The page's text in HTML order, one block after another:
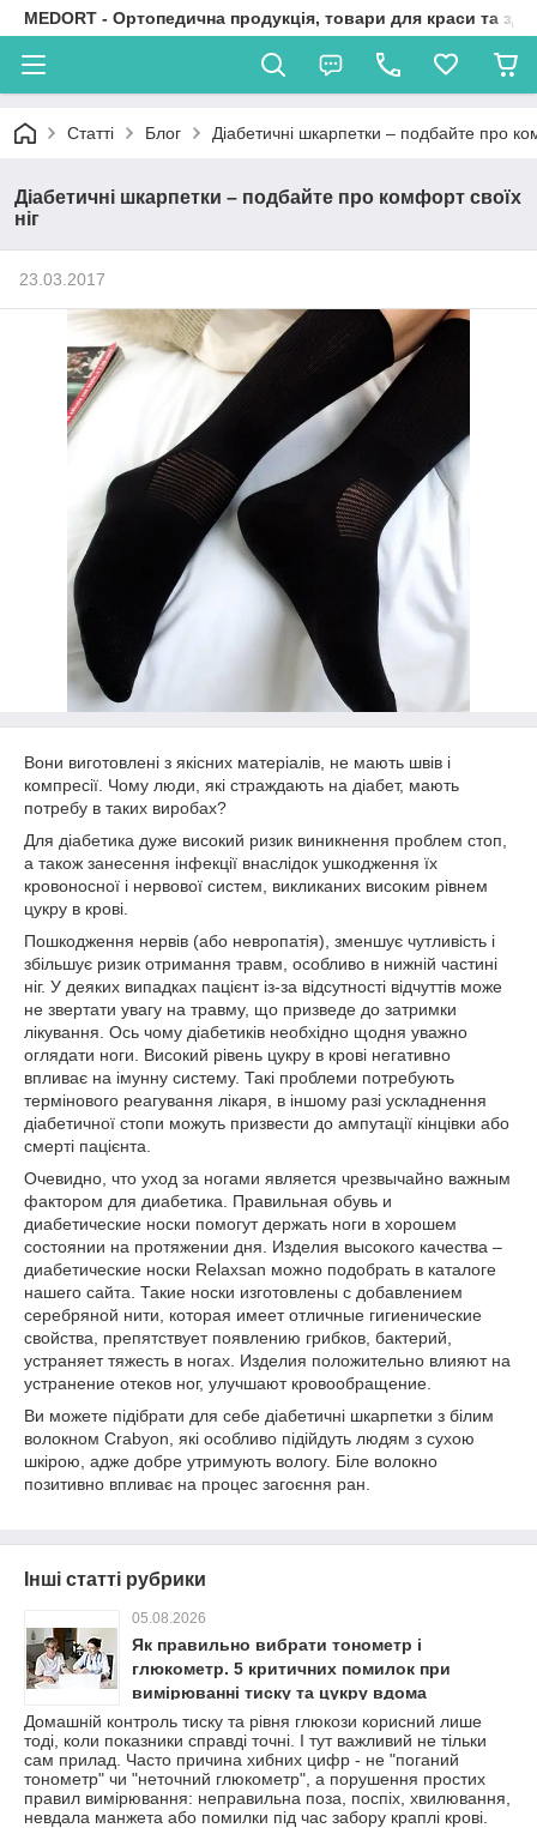
MEDORT - Ортопедична продукція, товари для краси та
Статті Блог Діабетичні шкарпетки – подбайте про
Діабетичні шкарпетки – подбайте про комфорт своїх
ніг
23.03.2017
Вони виготовлені з якісних матеріалів, не мають швів і
компресії. Чому люди, які страждають на діабет, мають
потребу в таких виробах?
Для діабетика дуже високий ризик виникнення проблем стоп,
а також занесення інфекції внаслідок ушкодження їх
кровоносної і нервової систем, викликаних високим рівнем
цукру в крові.
Пошкодження нервів (або невропатія), зменшує чутливість і
збільшує ризик отримання травм, особливо в нижній частині
ніг. У деяких випадках пацієнт із-за відсутності відчуттів може
не звертати увагу на травму, що призведе до затримки
лікування. Ось чому діабетиків необхідно щодня уважно
оглядати ноги. Високий рівень цукру в крові негативно
впливає на імунну систему. Такі проблеми потребують
термінового реагування лікаря, в іншому разі ускладнення
діабетичної стопи можуть призвести до ампутації кінцівки або
смерті пацієнта.
Очевидно, что уход за ногами является чрезвычайно важным
фактором для диабетика. Правильная обувь и
диабетические носки помогут держать ноги в хорошем
состоянии на протяжении дня. Изделия высокого качества –
диабетические носки Relaxsan можно подобрать в каталоге
нашего сайта. Такие носки изготовлены с добавлением
серебряной нити, которая имеет отличные гигиенические
свойства, препятствует появлению грибков, бактерий,
устраняет тяжесть в ногах. Изделия положительно влияют на
устранение отеков ног, улучшают кровообращение.
Ви можете підібрати для себе діабетичні шкарпетки з білим
волокном Crabyon, які особливо підійдуть людям з сухою
шкірою, адже добре утримують вологу. Біле волокно
позитивно впливає на процес загоєння ран.
Інші статті рубрики
05.08.2026
Як правильно вибрати тонометр і
глюкометр. 5 критичних помилок при
вимірюванні тиску та цукру вдома
Домашній контроль тиску та рівня глюкози корисний лише
тоді, коли показники справді точні. І тут важливий не тільки
сам прилад. Часто причина хибних цифр - не "поганий
тонометр" чи "неточний глюкометр", а порушення простих
правил вимірювання: неправильна поза, поспіх, хвилювання,
невдала манжета або помилки під час забору краплі крові.